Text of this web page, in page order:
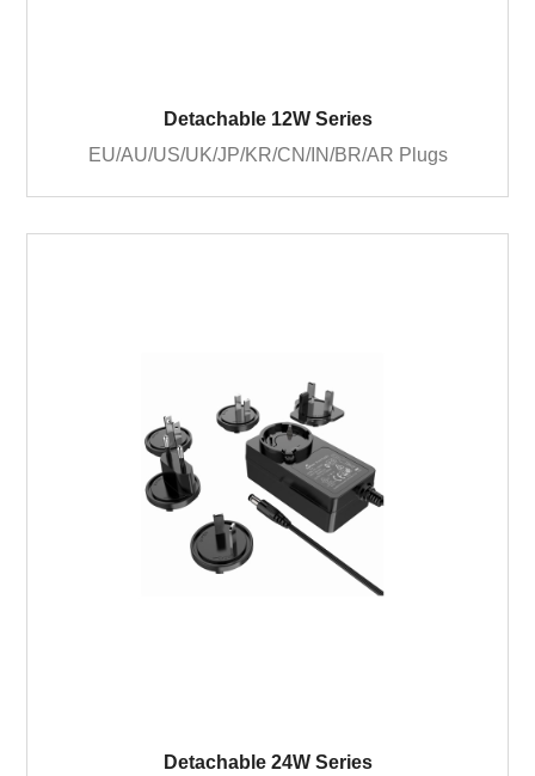
Detachable 12W Series
EU/AU/US/UK/JP/KR/CN/IN/BR/AR Plugs
Detachable 24W Series